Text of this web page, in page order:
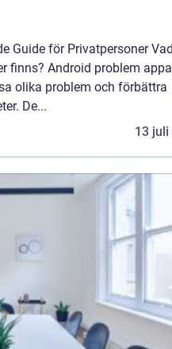
Guide för Privatpersoner
finns? Android problem
olika problem och förbättra
De...
13 juli